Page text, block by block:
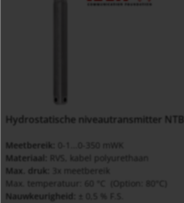
Hydrostatische niveautransmitter NTB
Meetbereik:
0-1...0-350 mWK
Materiaal:
RVS, kabel polyurethaan
Max. druk:
3x meetbereik
Max. temperatuur: 60 °C (Option: 80°C)
Nauwkeurigheid:
± 0,5 % F.S.